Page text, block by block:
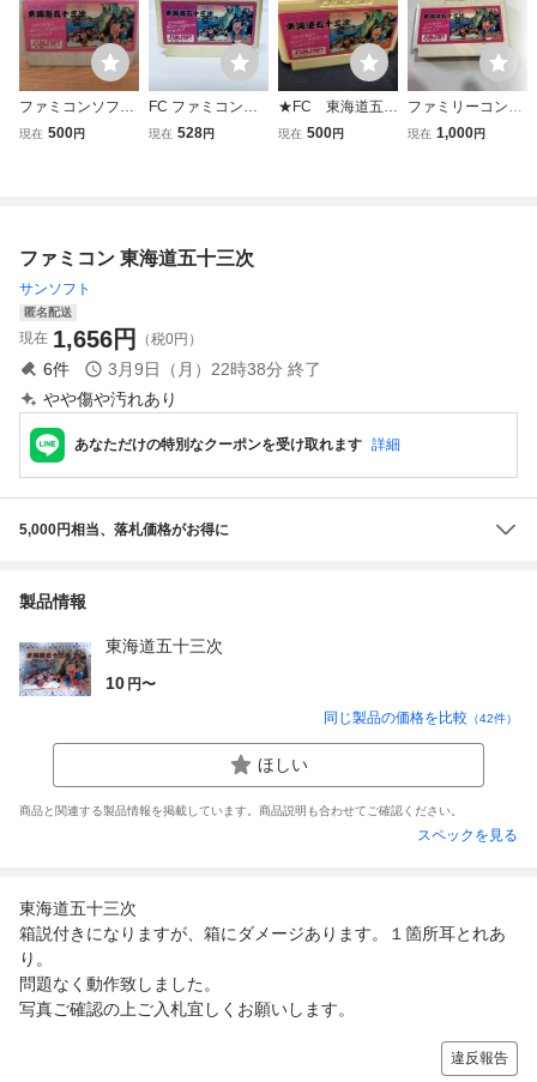
ファミコンソフ
ト かんしゃく玉
現在 500円
FC ファミコンソ
フト 東海道五十三
現在 528円
★FC 東海道五十
三次 ソフトの
現在 500円
ファミリーコンピ
ュータ ゲームソ
現在 1,000円
ファミコン 東海道五十三次
サンソフト
匿名配送
現在 1,656円 （税0円）
6件 3月9日（月）22時38分 終了
やや傷や汚れあり
あなただけの特別なクーポンを受け取れます 詳細
5,000円相当、落札価格がお得に
製品情報
東海道五十三次
10 円〜
同じ製品の価格を比較 （42件）
ほしい
商品と関連する製品情報を掲載しています。商品説明も合わせてご確認ください。
スペックを見る
東海道五十三次
箱説付きになりますが、箱にダメージあります。１箇所耳とれあ
り。
問題なく動作致しました。
写真ご確認の上ご入札宜しくお願いします。
違反報告